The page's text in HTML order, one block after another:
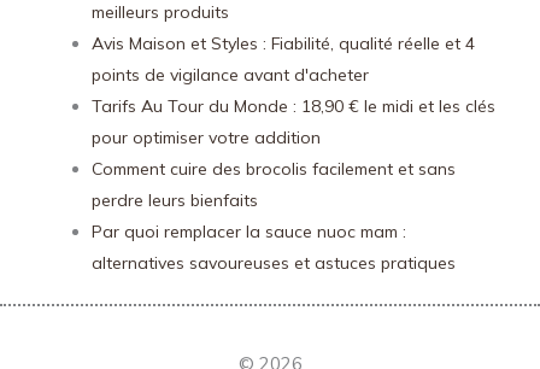
meilleurs produits
Avis Maison et Styles : Fiabilité, qualité réelle et 4
points de vigilance avant d'acheter
Tarifs Au Tour du Monde : 18,90 € le midi et les clés
pour optimiser votre addition
Comment cuire des brocolis facilement et sans
perdre leurs bienfaits
Par quoi remplacer la sauce nuoc mam :
alternatives savoureuses et astuces pratiques
© 2026